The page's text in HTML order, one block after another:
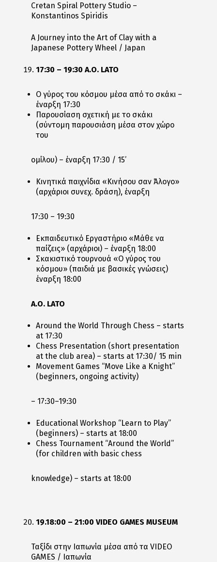
Cretan Spiral Pottery Studio –
Konstantinos Spiridis
A Journey into the Art of Clay with a
Japanese Pottery Wheel / Japan
17:30 – 19:30 Α.Ο. LATO
O γύρος του κόσμου μέσα από το σκάκι –
έναρξη 17:30
Παρουσίαση σχετική με το σκάκι
(σύντομη παρουσιάση μέσα στον χώρο
του
ομίλου) – έναρξη 17:30 / 15’
Κινητικά παιχνίδια «Κινήσου σαν Άλογο»
(αρχάριοι συνεχ. δράση), έναρξη
17:30 – 19:30
Εκπαιδευτικό Εργαστήριο «Μάθε να
παίζεις» (αρχάριοι) – έναρξη 18:00
Σκακιστικό τουρνουά «Ο γύρος του
κόσμου» (παιδιά με βασικές γνώσεις)
έναρξη 18:00
A.O. LATO
Around the World Through Chess – starts
at 17:30
Chess Presentation (short presentation
at the club area) – starts at 17:30/ 15 min
Movement Games “Move Like a Knight”
(beginners, ongoing activity)
– 17:30–19:30
Educational Workshop “Learn to Play”
(beginners) – starts at 18:00
Chess Tournament “Around the World”
(for children with basic chess
knowledge) – starts at 18:00
19.18:00 – 21:00 VIDEO GAMES MUSEUM
Ταξίδι στην Ιαπωνία μέσα από τα VIDEO
GAMES / Ιαπωνία